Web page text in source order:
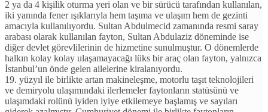
2 ya da 4 kişilik oturma yeri olan ve bir sürücü tarafından kullanılan,
iki yanında fener ışıklarıyla hem taşıma ve ulaşım hem de gezinti
amacıyla kullanılıyordu. Sultan Abdulmecid zamanında resmi saray
arabası olarak kullanılan fayton, Sultan Abdulaziz döneminde ise
diğer devlet görevlilerinin de hizmetine sunulmuştur. O dönemlerde
halkın kolay kolay ulaşamayacağı lüks bir araç olan fayton, yalnızca
İstanbul’un önde gelen ailelerine kiralanıyordu.
19. yüzyıl ile birlikte artan makineleşme, motorlu taşıt teknolojileri
ve demiryolu ulaşımındaki ilerlemeler faytonların statüsünü ve
ulaşımdaki rolünü iyiden iyiye etkilemeye başlamış ve sayıları